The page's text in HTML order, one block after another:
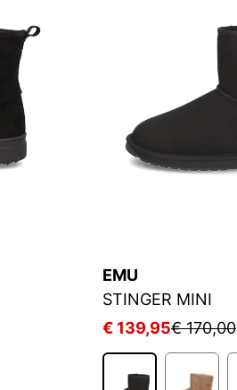
EMU
STINGER MINI
€ 139,95€ 170,00